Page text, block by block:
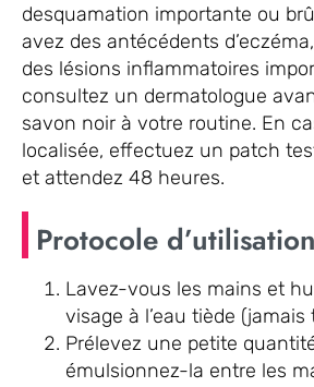
desquamation importante ou
avez des antécédents
des lésions inflammatoires
consultez un dermatologue
savon noir à votre routine. En
localisée, effectuez un patch
et attendez 48 heures.
Protocole
Lavez-vous les mains et
visage à l’eau tiède (jamais
Prélevez une petite
émulsionnez-la entre les